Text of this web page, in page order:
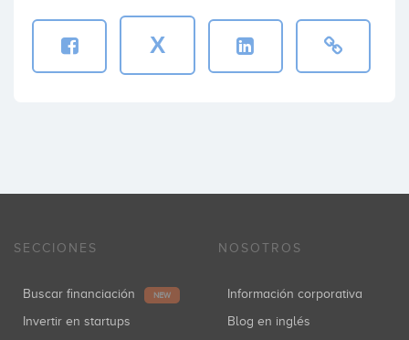
X
SECCIONES
Buscar financiación NEW
Invertir en startups
NOSOTROS
Información corporativa
Blog en inglés